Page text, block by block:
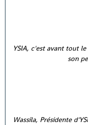
YSIA, c'est avant tout
son
Wassila, Présidente